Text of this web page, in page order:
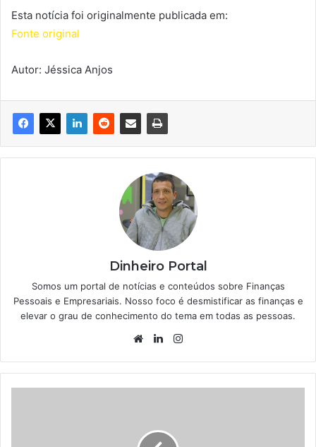
Esta notícia foi originalmente publicada em:
Fonte original
Autor: Jéssica Anjos
Dinheiro Portal
Somos um portal de notícias e conteúdos sobre Finanças
Pessoais e Empresariais. Nosso foco é desmistificar as finanças e
elevar o grau de conhecimento do tema em todas as pessoas.
WebsiteLinkedin